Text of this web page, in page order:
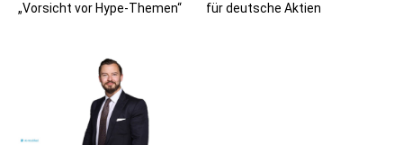
„Vorsicht vor Hype-Themen“
für deutsche Aktien